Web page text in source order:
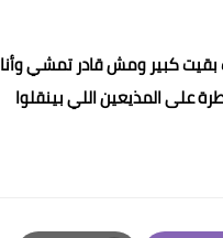
بقيت كبير ومش قادر تمشي وأنا
على المذيعين اللي بينقلوا